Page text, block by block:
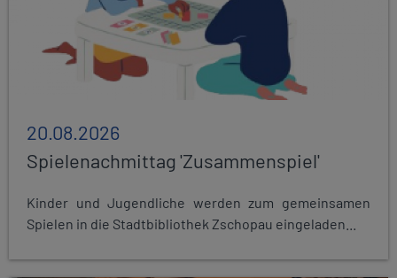
20.08.2026
Spielenachmittag 'Zusammenspiel'
Kinder und Jugendliche werden zum gemeinsamen
Spielen in die Stadtbibliothek Zschopau eingeladen...